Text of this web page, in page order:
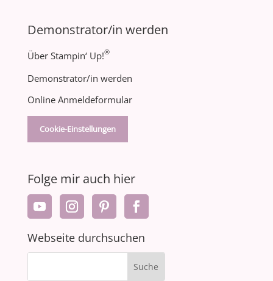
Demonstrator/in werden
Über Stampin‘ Up!®
Demonstrator/in werden
Online Anmeldeformular
Cookie-Einstellungen
Folge mir auch hier
Webseite durchsuchen